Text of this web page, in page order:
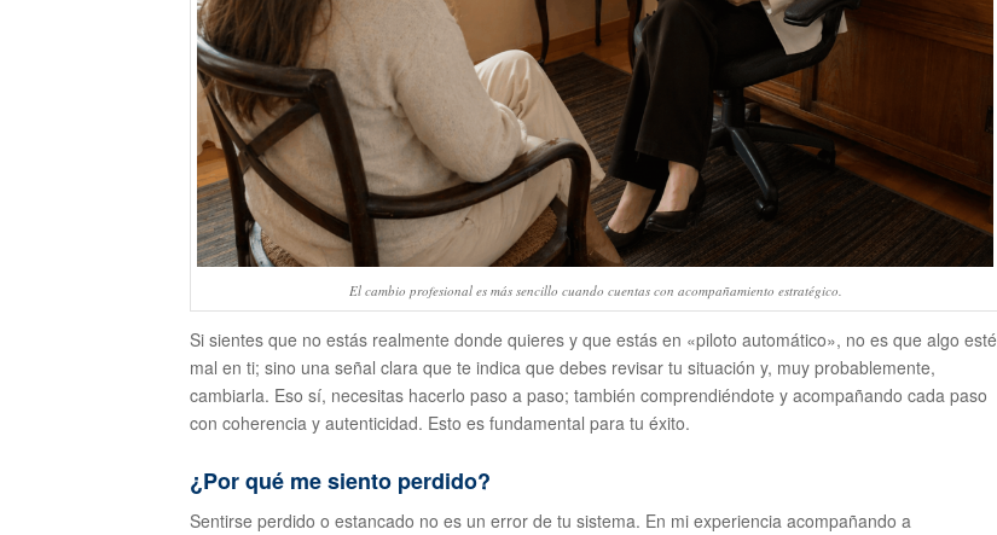
El cambio profesional es más sencillo cuando cuentas con acompañamiento estratégico.
Si sientes que no estás realmente donde quieres y que estás en «piloto automático», no es que algo esté
mal en ti; sino una señal clara que te indica que debes revisar tu situación y, muy probablemente,
cambiarla. Eso sí, necesitas hacerlo paso a paso; también comprendiéndote y acompañando cada paso
con coherencia y autenticidad. Esto es fundamental para tu éxito.
¿Por qué me siento perdido?
Sentirse perdido o estancado no es un error de tu sistema. En mi experiencia acompañando a